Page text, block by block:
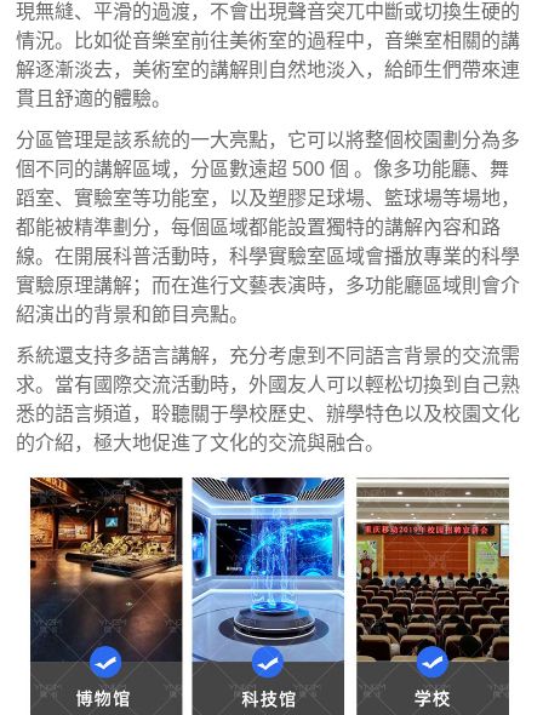
現無縫、平滑的過渡，不會出現聲音突兀中斷或切換生硬的
情況。比如從音樂室前往美術室的過程中，音樂室相關的講
解逐漸淡去，美術室的講解則自然地淡入，給師生們帶來連
貫且舒適的體驗。
分區管理是該系統的一大亮點，它可以將整個校園劃分為多
個不同的講解區域，分區數遠超 500 個 。像多功能廳、舞
蹈室、實驗室等功能室，以及塑膠足球場、籃球場等場地，
都能被精準劃分，每個區域都能設置獨特的講解內容和路
線。在開展科普活動時，科學實驗室區域會播放專業的科學
實驗原理講解；而在進行文藝表演時，多功能廳區域則會介
紹演出的背景和節目亮點。
系統還支持多語言講解，充分考慮到不同語言背景的交流需
求。當有國際交流活動時，外國友人可以輕松切換到自己熟
悉的語言頻道，聆聽關于學校歷史、辦學特色以及校園文化
的介紹，極大地促進了文化的交流與融合。